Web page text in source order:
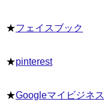
★フェイスブック
★pinterest
★Googleマイビジネス